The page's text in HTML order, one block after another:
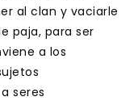
al clan y vaciarle
paja, para ser
a los
seres